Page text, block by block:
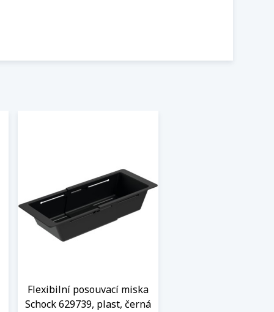
Flexibilní posouvací miska
Schock 629739, plast, černá